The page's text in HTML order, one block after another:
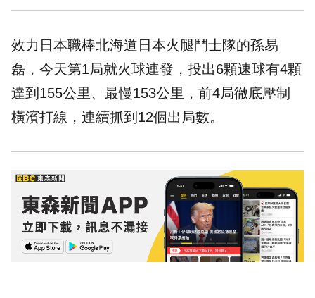
效力日本職棒北海道日本火腿鬥士隊的孫易
磊，今天第1局就火球連發，投出6顆速球有4顆
達到155公里、最慢153公里，前4局徹底壓制
橫濱打線，連續抓到12個出局數。